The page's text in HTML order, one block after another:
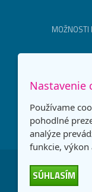
MOŽNOSTI
Nastavenie
Používame
pohodlné
analýze
funkcie, výkon
SÚHLASÍM